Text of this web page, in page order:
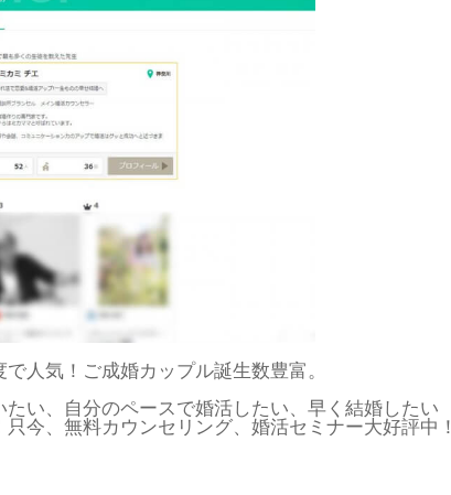
人気！ご成婚カップル誕生数豊富。
い、自分のペースで婚活したい、早く結婚したい
今、無料カウンセリング、婚活セミナー大好評中！